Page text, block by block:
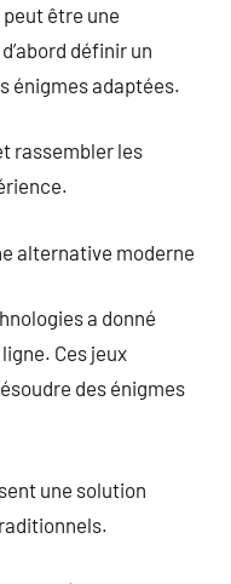
être une
définir un
énigmes adaptées.
rassembler les
alternative moderne
a donné
Ces jeux
des énigmes
une solution